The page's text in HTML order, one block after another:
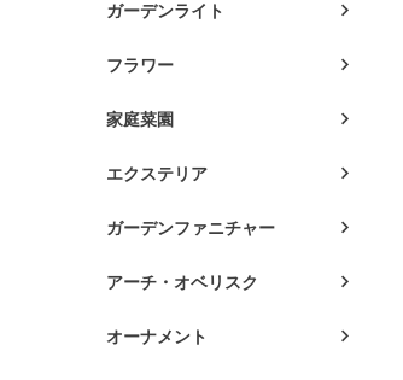
ガーデンライト
フラワー
家庭菜園
エクステリア
ガーデンファニチャー
アーチ・オベリスク
オーナメント